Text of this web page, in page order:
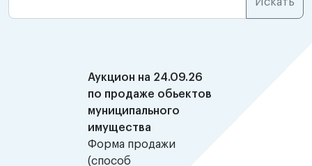
Аукцион на 24.09.26
по продаже обьектов
муниципального
имущества
Форма продажи
(способ